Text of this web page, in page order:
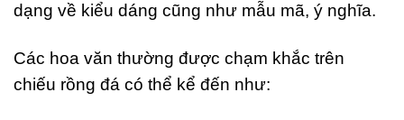
dạng về kiểu dáng cũng như mẫu mã, ý nghĩa.
Các hoa văn thường được chạm khắc trên
chiếu rồng đá có thể kể đến như: